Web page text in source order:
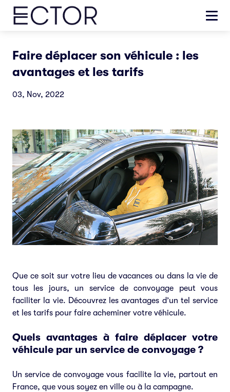
Faire déplacer son véhicule : les
avantages et les tarifs
03, Nov, 2022
Que ce soit sur votre lieu de vacances ou dans la vie de
tous les jours, un service de convoyage peut vous
faciliter la vie. Découvrez les avantages d’un tel service
et les tarifs pour faire acheminer votre véhicule.
Quels avantages à faire déplacer votre
véhicule par un service de convoyage ?
Un service de convoyage vous facilite la vie, partout en
France, que vous soyez en ville ou à la campagne.